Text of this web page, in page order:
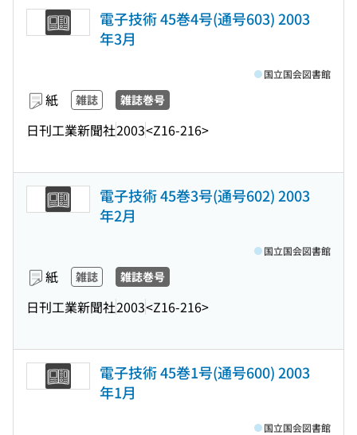
電子技術 45巻4号(通号603) 2003
年3月
紙 雑誌 雑誌巻号
日刊工業新聞社2003<Z16-216>
国立国会図書館
電子技術 45巻3号(通号602) 2003
年2月
紙 雑誌 雑誌巻号
日刊工業新聞社2003<Z16-216>
国立国会図書館
電子技術 45巻1号(通号600) 2003
年1月
国立国会図書館